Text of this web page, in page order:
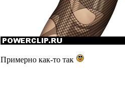
Примерно как-то так